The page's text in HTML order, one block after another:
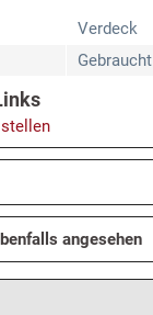
Verdeck
Gebraucht
angesehen